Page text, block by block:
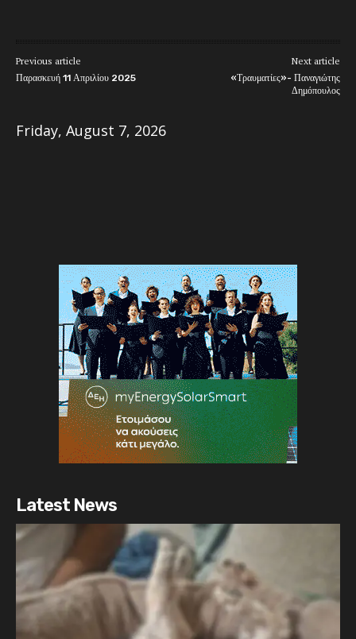
Previous article
Παρασκευή 11 Απριλίου 2025
Next article
«Τραυματίες»- Παναγιώτης
Δημόπουλος
Friday, August 7, 2026
Latest News